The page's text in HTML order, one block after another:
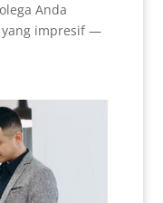
Anda
yang impresif —